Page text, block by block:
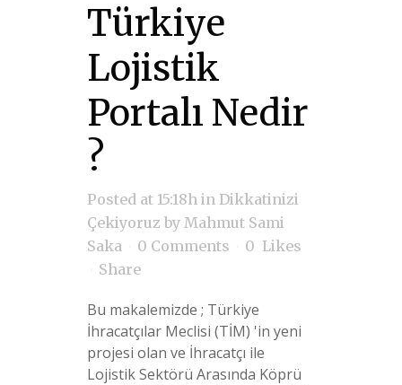
Türkiye
Lojistik
Portalı Nedir
?
Posted at 15:18h in Dikkatinizi
Çekiyoruz by Mahmut Sami
Saka
0 Comments 0 Likes
Share
Bu makalemizde ; Türkiye
İhracatçılar Meclisi (TİM) 'in yeni
projesi olan ve İhracatçı ile
Lojistik Sektörü Arasında Köprü